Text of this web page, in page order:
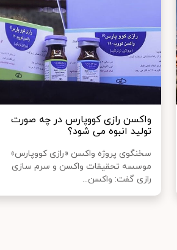
واکسن رازی کووپارس در چه صورت
تولید انبوه می شود؟
سخنگوی پروژه واکسن «رازی کووپارس»
موسسه تحقیقات واکسن و سرم سازی
رازی گفت: واکسن...